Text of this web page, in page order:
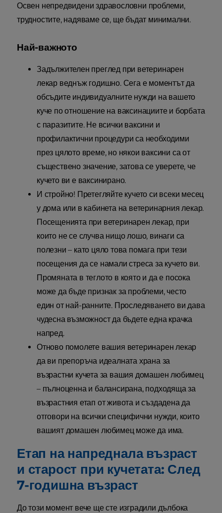
Освен непредвидени здравословни проблеми,
трудностите, надяваме се, ще бъдат минимални.
Най-важното
Задължителен преглед при ветеринарен
лекар веднъж годишно. Сега е моментът да
обсъдите индивидуалните нужди на вашето
куче по отношение на ваксинациите и борбата
с паразитите. Не всички ваксини и
профилактични процедури са необходими
през цялото време, но някои ваксини са от
съществено значение, затова се уверете, че
кучето ви е ваксинирано.
И стройно! Претегляйте кучето си всеки месец
у дома или в кабинета на ветеринарния лекар.
Посещенията при ветеринарен лекар, при
които не се случва нищо лошо, винаги са
полезни – като цяло това помага при тези
посещения да се намали стреса за кучето ви.
Промяната в теглото в която и да е посока
може да бъде признак за проблеми, често
един от най-ранните. Проследяването ви дава
чудесна възможност да бъдете една крачка
напред.
Отново помолете вашия ветеринарен лекар
да ви препоръча идеалната храна за
възрастни кучета за вашия домашен любимец
– пълноценна и балансирана, подходяща за
възрастния етап от живота и създадена да
отговори на всички специфични нужди, които
вашият домашен любимец може да има.
Етап на напреднала възраст
и старост при кучетата: След
7-годишна възраст
До този момент вече ще сте изградили дълбока